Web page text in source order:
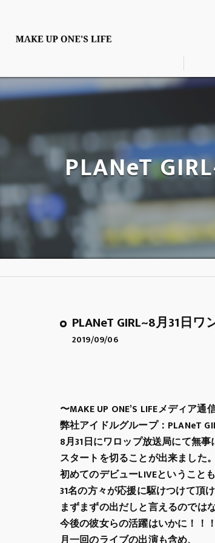
PLANeT
PLANeT GIRL~8月31日
2019/09/06
〜MAKE UP ONE’S LIFEメディア通
弊社アイドルグループ：PLANeT
8月31日にワロップ放送局にて無
スタートを切ることが出来ました。
初めてのデビューLIVEということも
31名の方々が応援に駆けつけて頂け
まずまずの出だしと言えるのでは
今後の彼女らの活躍はいかに！！